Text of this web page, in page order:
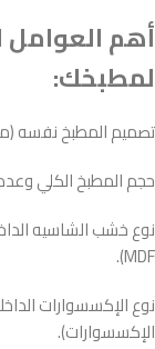
أهم العوامل
لمطبخك:
تصميم المطبخ نفسه
حجم المطبخ الكلي
نوع خشب الشاسيه
MDF).
نوع الإكسسوارات
الإكسسوارات).